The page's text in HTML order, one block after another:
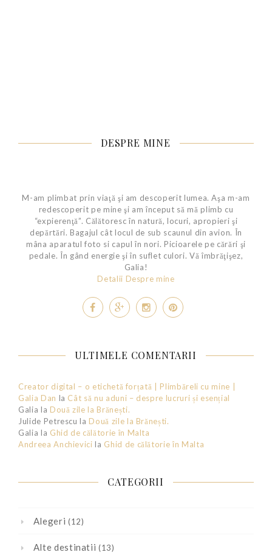
DESPRE MINE
M-am plimbat prin viaţă şi am descoperit lumea. Aşa m-am
redescoperit pe mine şi am început să mă plimb cu
“expierenţă”. Călătoresc în natură, locuri, apropieri şi
depărtări. Bagajul cât locul de sub scaunul din avion. În
mâna aparatul foto si capul în nori. Picioarele pe cărări şi
pedale. În gând energie şi în suflet culori. Vă îmbrăţişez,
Galia!
Detalii Despre mine
ULTIMELE COMENTARII
Creator digital – o etichetă forțată | Plimbăreli cu mine |
Galia Dan la Cât să nu aduni – despre lucruri și esențial
Galia la Două zile la Brănești.
Julide Petrescu la Două zile la Brănești.
Galia la Ghid de călătorie în Malta
Andreea Anchievici la Ghid de călătorie în Malta
CATEGORII
Alegeri (12)
Alte destinatii (13)